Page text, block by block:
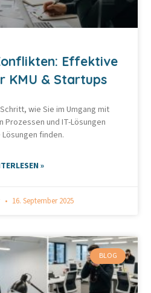
Effektive
KMU & Startups
wie Sie im Umgang mit
Prozessen und IT-Lösungen
finden.
»
16. September 2025
BLOG